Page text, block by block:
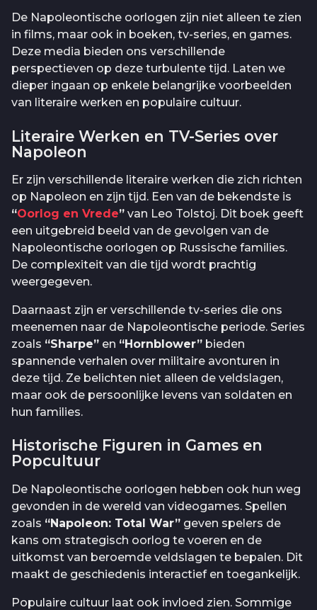
De Napoleontische oorlogen zijn niet alleen te zien
in films, maar ook in boeken, tv-series, en games.
Deze media bieden ons verschillende
perspectieven op deze turbulente tijd. Laten we
dieper ingaan op enkele belangrijke voorbeelden
van literaire werken en populaire cultuur.
Literaire Werken en TV-Series over
Napoleon
Er zijn verschillende literaire werken die zich richten
op Napoleon en zijn tijd. Een van de bekendste is
“Oorlog en Vrede” van Leo Tolstoj. Dit boek geeft
een uitgebreid beeld van de gevolgen van de
Napoleontische oorlogen op Russische families.
De complexiteit van die tijd wordt prachtig
weergegeven.
Daarnaast zijn er verschillende tv-series die ons
meenemen naar de Napoleontische periode. Series
zoals “Sharpe” en “Hornblower” bieden
spannende verhalen over militaire avonturen in
deze tijd. Ze belichten niet alleen de veldslagen,
maar ook de persoonlijke levens van soldaten en
hun families.
Historische Figuren in Games en
Popcultuur
De Napoleontische oorlogen hebben ook hun weg
gevonden in de wereld van videogames. Spellen
zoals “Napoleon: Total War” geven spelers de
kans om strategisch oorlog te voeren en de
uitkomst van beroemde veldslagen te bepalen. Dit
maakt de geschiedenis interactief en toegankelijk.
Populaire cultuur laat ook invloed zien. Sommige